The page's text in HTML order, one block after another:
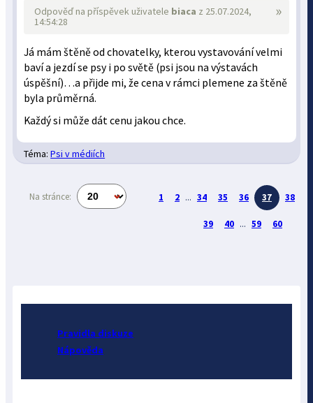
»
Odpověď na příspěvek uživatele biaca z 25.07.2024,
14:54:28
Já mám štěně od chovatelky, kterou vystavování velmi
baví a jezdí se psy i po světě (psi jsou na výstavách
úspěšní)…a přijde mi, že cena v rámci plemene za štěně
byla průměrná.
Každý si může dát cenu jakou chce.
Téma:Psi v médiích
Na stránce: 1 2 ... 34 35 36 37 38
39 40 ... 59 60
Pravidla diskuze
Nápověda